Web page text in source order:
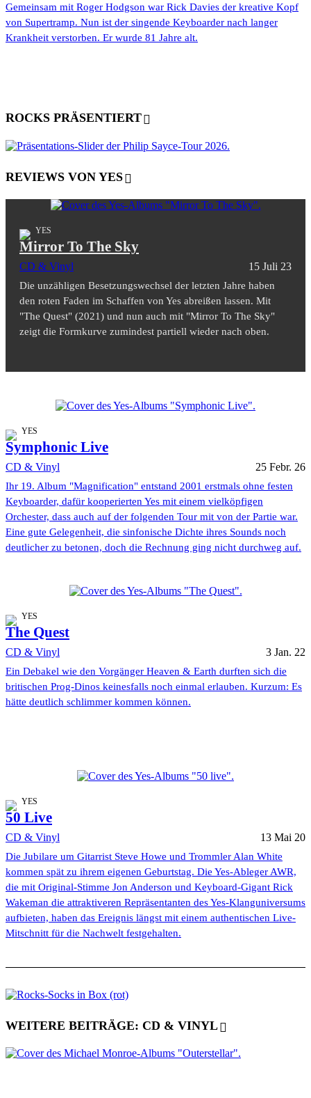
Gemeinsam mit Roger Hodgson war Rick Davies der kreative Kopf
von Supertramp. Nun ist der singende Keyboarder nach langer
Krankheit verstorben. Er wurde 81 Jahre alt.
ROCKS PRÄSENTIERT
REVIEWS VON YES
YES
Mirror To The Sky
CD & Vinyl 15 Juli 23
Die unzähligen Besetzungswechsel der letzten Jahre haben
den roten Faden im Schaffen von Yes abreißen lassen. Mit
"The Quest" (2021) und nun auch mit "Mirror To The Sky"
zeigt die Formkurve zumindest partiell wieder nach oben.
YES
Symphonic Live
CD & Vinyl 25 Febr. 26
Ihr 19. Album "Magnification" entstand 2001 erstmals ohne festen
Keyboarder, dafür kooperierten Yes mit einem vielköpfigen
Orchester, dass auch auf der folgenden Tour mit von der Partie war.
Eine gute Gelegenheit, die sinfonische Dichte ihres Sounds noch
deutlicher zu betonen, doch die Rechnung ging nicht durchweg auf.
YES
The Quest
CD & Vinyl 3 Jan. 22
Ein Debakel wie den Vorgänger Heaven & Earth durften sich die
britischen Prog-Dinos keinesfalls noch einmal erlauben. Kurzum: Es
hätte deutlich schlimmer kommen können.
YES
50 Live
CD & Vinyl 13 Mai 20
Die Jubilare um Gitarrist Steve Howe und Trommler Alan White
kommen spät zu ihrem eigenen Geburtstag. Die Yes-Ableger AWR,
die mit Original-Stimme Jon Anderson und Keyboard-Gigant Rick
Wakeman die attraktiveren Repräsentanten des Yes-Klanguniversums
aufbieten, haben das Ereignis längst mit einem authentischen Live-
Mitschnitt für die Nachwelt festgehalten.
WEITERE BEITRÄGE: CD & VINYL